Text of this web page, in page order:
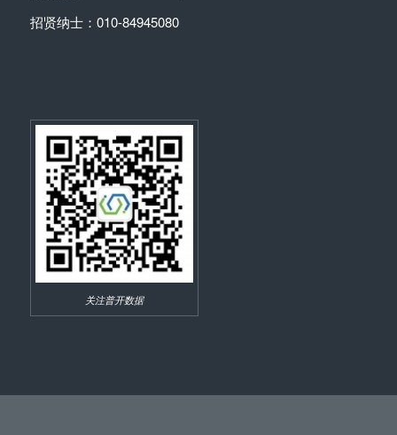
招贤纳士：010-84945080
关注普开数据